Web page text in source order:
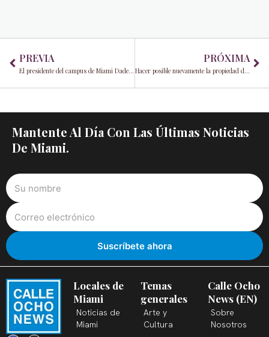
PREVIA
El presidente del campus de Miami Dade College, Oscar Loynaz, repasa los logros de 2025 y mira hacia un brillante 2026
PRÓXIMA
Hacer posible nuevamente la propiedad de vivienda en Miami-Dade
Mantente Al Día Con Las Últimas Noticias
De Miami.
Locales de
Miami
Noticias de
Miami
Temas
generales
Arte y
Cultura
Calle Ocho
News (EN)
Sobre
Nosotros